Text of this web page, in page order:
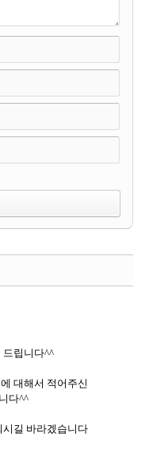
드립니다^^
대해서 적어주신
다^^
시길 바라겠습니다